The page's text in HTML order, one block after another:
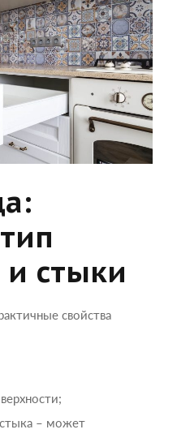
стыки
свойства
– может